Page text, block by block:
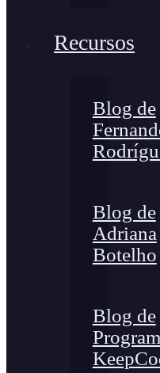
Recursos
Blog de
Blog de
Adriana
Botelho
Blog de